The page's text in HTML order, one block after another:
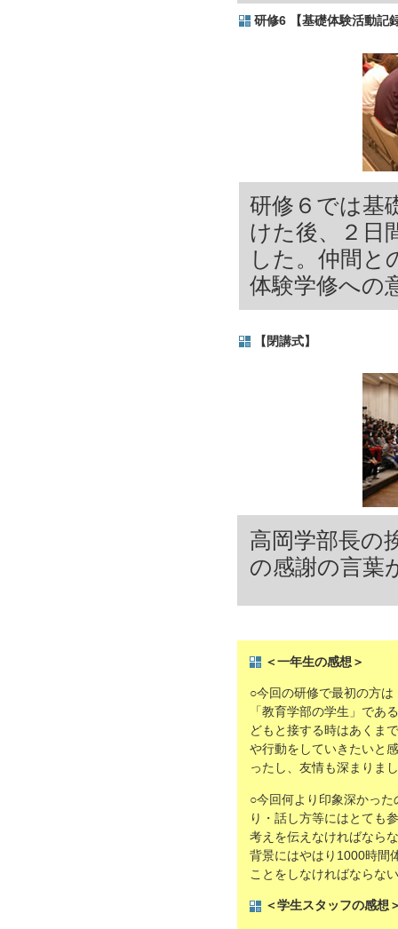
研修6 【基礎体験活動記
研修６では基
けた後、２日
した。仲間と
体験学修への
【閉講式】
高岡学部長の
の感謝の言葉
＜一年生の感想＞
○今回の研修で最初の方
「教育学部の学生」であ
どもと接する時はあくま
や行動をしていきたいと
ったし、友情も深まりま
○今回何より印象深かっ
り・話し方等にはとても
考えを伝えなければなら
背景にはやはり1000時間
ことをしなければならな
＜学生スタッフの感想